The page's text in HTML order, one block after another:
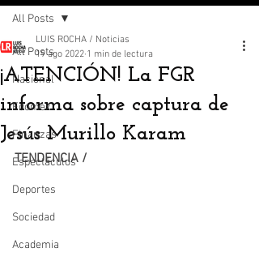
All Posts
Nacional
Edomex
Finanzas
Espectáculos
Deportes
Sociedad
Academia
All Posts
¡ATENCIÓN! La FGR
informa sobre captura de
Jesús Murillo Karam
LUIS ROCHA / Noticias
19 ago 2022 1 min de lectura
TENDENCIA /